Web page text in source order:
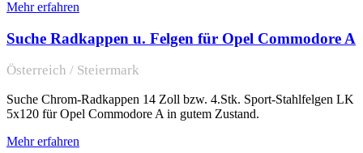
Mehr erfahren
Suche Radkappen u. Felgen für Opel Commodore A
Österreich / Steiermark
Suche Chrom-Radkappen 14 Zoll bzw. 4.Stk. Sport-Stahlfelgen LK
5x120 für Opel Commodore A in gutem Zustand.
Mehr erfahren